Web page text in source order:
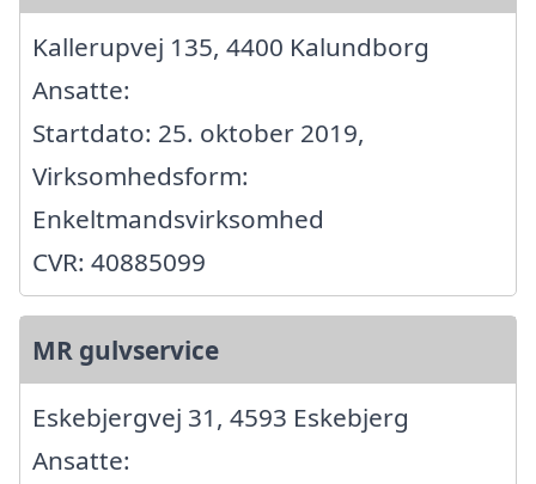
Kallerupvej 135, 4400 Kalundborg
Ansatte:
Startdato: 25. oktober 2019,
Virksomhedsform:
Enkeltmandsvirksomhed
CVR: 40885099
MR gulvservice
Eskebjergvej 31, 4593 Eskebjerg
Ansatte: